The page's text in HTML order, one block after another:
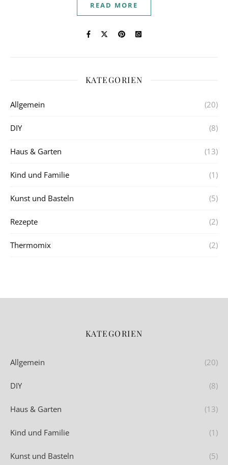
READ MORE
KATEGORIEN
Allgemein (20)
DIY (8)
Haus & Garten (13)
Kind und Familie (1)
Kunst und Basteln (5)
Rezepte (2)
Thermomix (2)
KATEGORIEN
Allgemein (20)
DIY (8)
Haus & Garten (13)
Kind und Familie (1)
Kunst und Basteln (5)